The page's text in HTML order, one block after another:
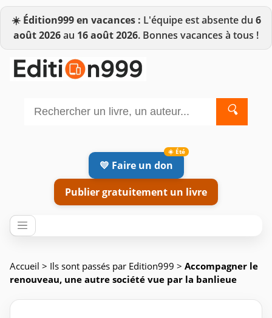
☀️ Édition999 en vacances : L'équipe est absente du 6
août 2026au 16 août 2026. Bonnes vacances à tous !
🔍
💛 Faire un don
Publier gratuitement un livre
Accueil > Ils sont passés par Edition999 > Accompagner le
renouveau, une autre société vue par la banlieue